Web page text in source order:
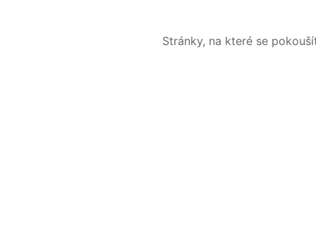
Stránky, na které se